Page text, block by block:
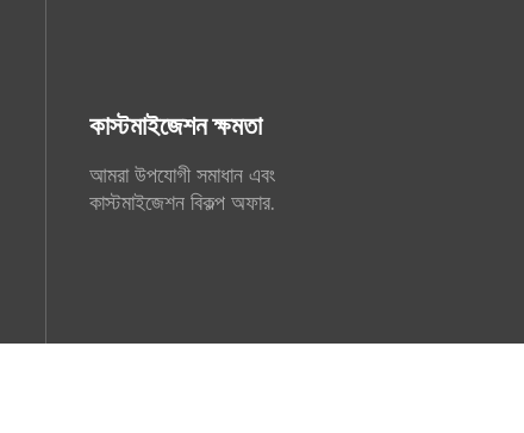
কাস্টমাইজেশন ক্ষমতা
আমরা উপযোগী সমাধান এবং
কাস্টমাইজেশন বিকল্প অফার.